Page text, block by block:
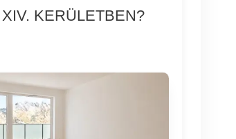
KERÜLETBEN?